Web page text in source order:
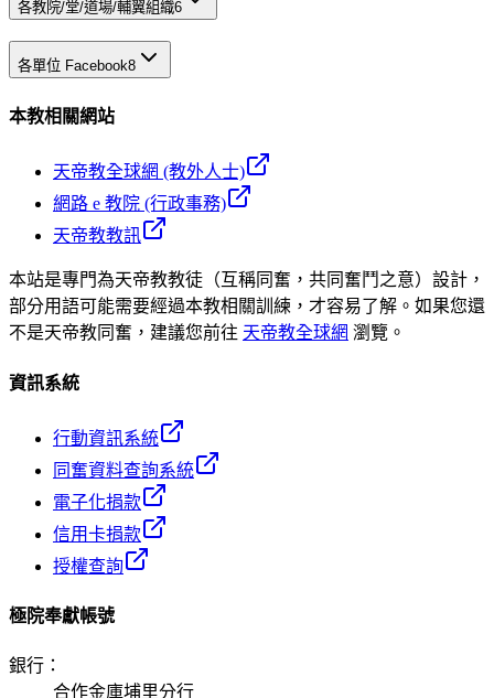
各教院/堂/道場/輔翼組織6
各單位 Facebook8
本教相關網站
天帝教全球網 (教外人士)
網路 e 教院 (行政事務)
天帝教教訊
本站是專門為天帝教教徒（互稱同奮，共同奮鬥之意）設計，
部分用語可能需要經過本教相關訓練，才容易了解。如果您還
不是天帝教同奮，建議您前往 天帝教全球網 瀏覽。
資訊系統
行動資訊系統
同奮資料查詢系統
電子化捐款
信用卡捐款
授權查詢
極院奉獻帳號
銀行 ：
合作金庫埔里分行